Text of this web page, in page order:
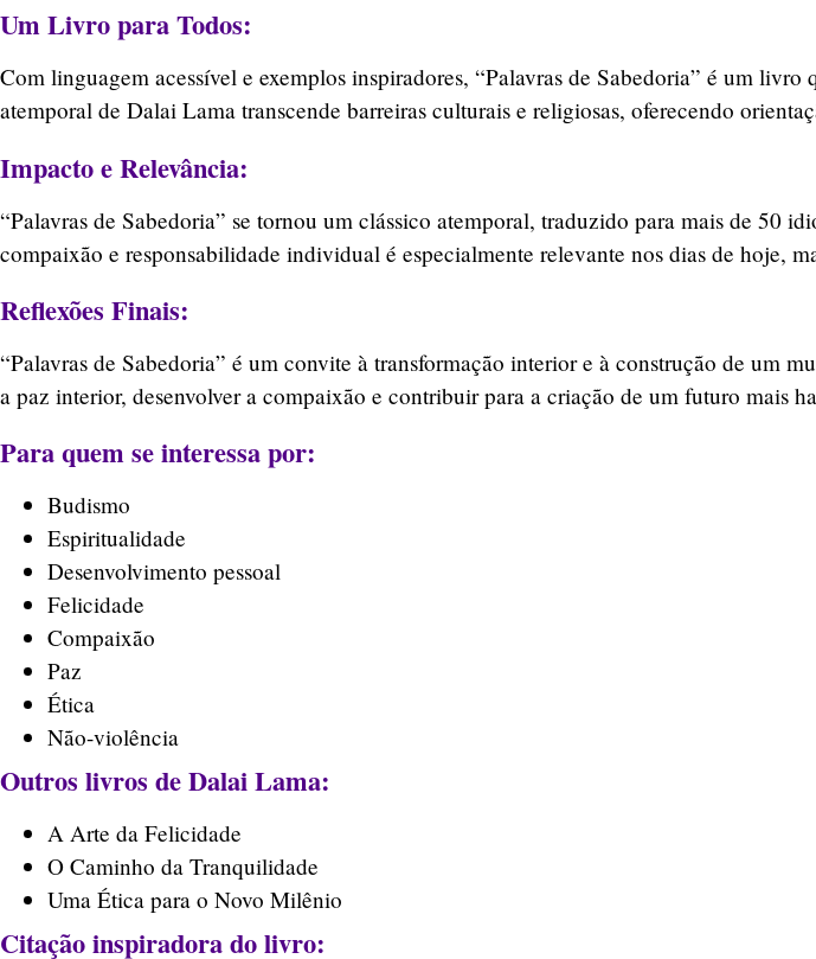
Um Livro para Todos:
Com linguagem acessível e exemplos inspiradores, “Palavras de Sabedoria” é um
atemporal de Dalai Lama transcende barreiras culturais e religiosas, oferecendo
Impacto e Relevância:
“Palavras de Sabedoria” se tornou um clássico atemporal, traduzido para mais de 50
compaixão e responsabilidade individual é especialmente relevante nos dias de hoje,
Reflexões Finais:
“Palavras de Sabedoria” é um convite à transformação interior e à construção de um
a paz interior, desenvolver a compaixão e contribuir para a criação de um futuro mais
Para quem se interessa por:
Budismo
Espiritualidade
Desenvolvimento pessoal
Felicidade
Compaixão
Paz
Ética
Não-violência
Outros livros de Dalai Lama:
A Arte da Felicidade
O Caminho da Tranquilidade
Uma Ética para o Novo Milênio
Citação inspiradora do livro: